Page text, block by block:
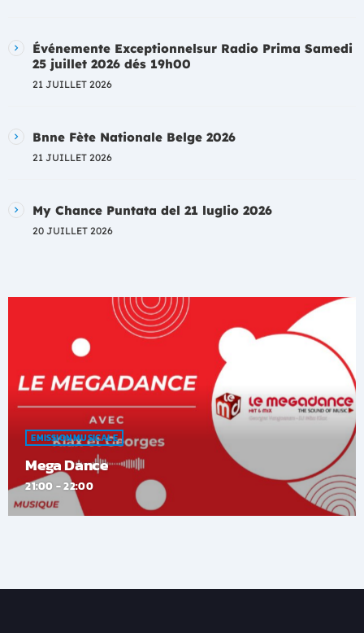
Événemente Exceptionnelsur Radio Prima Samedi
25 juillet 2026 dés 19h00
21 JUILLET 2026
Bnne Fète Nationale Belge 2026
21 JUILLET 2026
My Chance Puntata del 21 luglio 2026
20 JUILLET 2026
EMISSION MUSICALE
Mega Dance
21:00 - 22:00